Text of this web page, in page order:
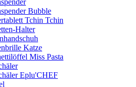
Bubble
Tchin Tchin
Halter
Katze
Miss Pasta
Eplu'CHEF